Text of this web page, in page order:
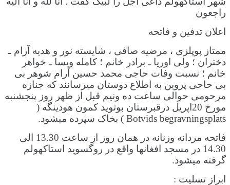
راجعون
اعلان تدفین و فاتحه
ممتاز پوپلزی ، مرضیه صافی ، شایسته نور و هدیه آرام ـ
دختران ؛ ولی اوریا ـ برادر خانم ؛ کامله ویسا ـ خواهر
خانم ؛ نسبت وفات حاجی محمد حسین آرام شوهر بی
بی حاجی پروین به اطلاع دوستان میرسانند که جنازه
مرحومی حوالی ساعت ده ونیم قبل از ظهر روز پنجشنبه
مورخ 20اپریل درقبرستان بوتوید کمون هودینگه (
Botvids begravningsplats ) بخاک سپرده میشود.
فاتحه مردانه وزنانه در همان روز از ساعت 13.30 الی
14.30 در مسجد افغانها واقع در روگسوید استاکهولم
گرفته میشود.
ابراز تسلیت :